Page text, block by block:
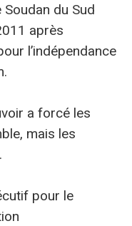
du Sud
après
l’indépendance
a forcé les
mais les
pour le